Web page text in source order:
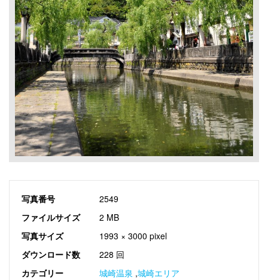
写真番号
2549
ファイルサイズ
2 MB
写真サイズ
1993 × 3000 pixel
ダウンロード数
228 回
カテゴリー
城崎温泉 ,城崎エリア